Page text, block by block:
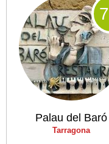
Palau del Baró
Tarragona
7